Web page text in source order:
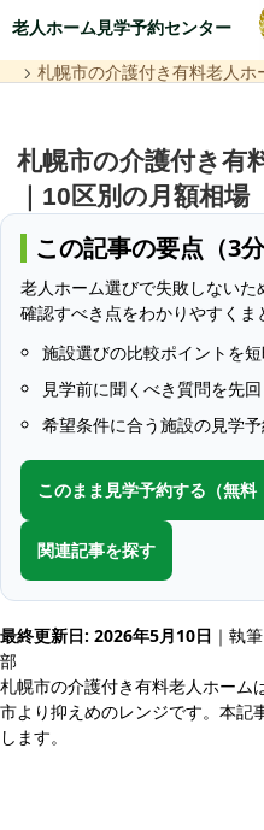
老人ホーム見学予約センター
札幌市の介護付き有料老人ホ
札幌市の介護付き有
｜10区別の月額相場
この記事の要点（3分
老人ホーム選びで失敗しない
確認すべき点をわかりやすくま
施設選びの比較ポイントを
見学前に聞くべき質問を先
希望条件に合う施設の見学
このまま見学予約する（無料
関連記事を探す
最終更新日: 2026年5月10日 ｜執
部
札幌市の介護付き有料老人ホーム
市より抑えめのレンジです。本記
します。